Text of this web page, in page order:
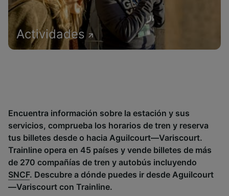
Actividades
Encuentra información sobre la estación y sus
servicios, comprueba los horarios de tren y reserva
tus billetes desde o hacia Aguilcourt—Variscourt.
Trainline opera en 45 países y vende billetes de más
de 270 compañías de tren y autobús incluyendo
SNCF. Descubre a dónde puedes ir desde Aguilcourt
—Variscourt con Trainline.